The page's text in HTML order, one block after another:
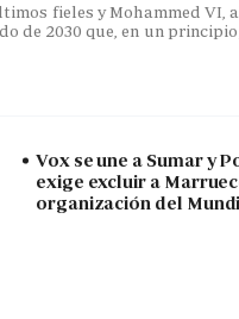
fieles y Mohammed VI,
de 2030 que, en un
Vox se une a Sumar y
exige excluir a
organización del